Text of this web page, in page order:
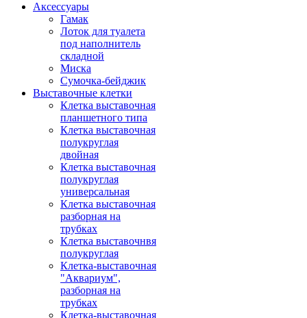
Аксессуары
Гамак
Лоток для туалета
под наполнитель
складной
Миска
Сумочка-бейджик
Выставочные клетки
Клетка выставочная
планшетного типа
Клетка выставочная
полукруглая
двойная
Клетка выставочная
полукруглая
универсальная
Клетка выставочная
разборная на
трубках
Клетка выставочнвя
полукруглая
Клетка-выставочная
"Аквариум",
разборная на
трубках
Клетка-выставочная